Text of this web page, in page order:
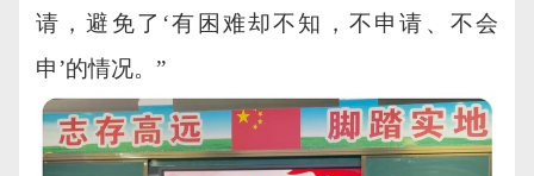
请，避免了‘有困难却不知，不申请、不会
申’的情况。”